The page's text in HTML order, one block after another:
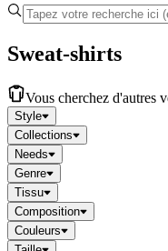
Sweat-shirts
Vous cherchez d'autres
Style
Collections
Needs
Genre
Tissu
Composition
Couleurs